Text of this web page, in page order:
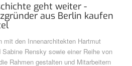
geht weiter -
aus Berlin kaufen
mit den Innenarchitekten Hartmut
Sabine Rensky sowie einer Reihe von
Rahmen gestalten und Mitarbeitern